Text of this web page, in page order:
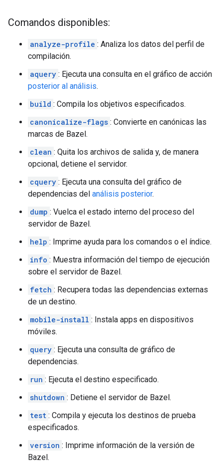
Comandos disponibles:
analyze-profile : Analiza los datos del perfil de
compilación.
aquery : Ejecuta una consulta en el gráfico de acción
posterior al análisis.
build : Compila los objetivos especificados.
canonicalize-flags : Convierte en canónicas las
marcas de Bazel.
clean : Quita los archivos de salida y, de manera
opcional, detiene el servidor.
cquery : Ejecuta una consulta del gráfico de
dependencias del análisis posterior.
dump : Vuelca el estado interno del proceso del
servidor de Bazel.
help : Imprime ayuda para los comandos o el índice.
info : Muestra información del tiempo de ejecución
sobre el servidor de Bazel.
fetch : Recupera todas las dependencias externas
de un destino.
mobile-install : Instala apps en dispositivos
móviles.
query : Ejecuta una consulta de gráfico de
dependencias.
run : Ejecuta el destino especificado.
shutdown : Detiene el servidor de Bazel.
test : Compila y ejecuta los destinos de prueba
especificados.
version : Imprime información de la versión de
Bazel.